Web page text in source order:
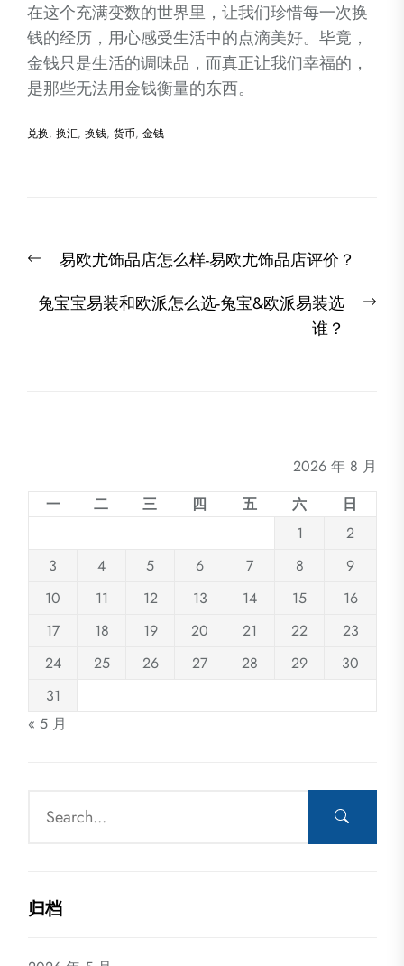
在这个充满变数的世界里，让我们珍惜每一次换
钱的经历，用心感受生活中的点滴美好。毕竟，
金钱只是生活的调味品，而真正让我们幸福的，
是那些无法用金钱衡量的东西。
兑换, 换汇, 换钱, 货币, 金钱
章
导
Previous易欧尤饰品店怎么样-易欧尤饰品店评价？
兔宝宝易装和欧派怎么选-兔宝&欧派易装选
谁？
2026 年 8 月
一
二 三 四 五 六
日
1
2
3
4 5 6 7 8
9
10
11 12 13 14 15
16
17
18 19 20 21 22
23
24
25 26 27 28 29
30
31
« 5 月
归档